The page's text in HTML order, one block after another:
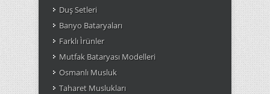
Duş Setleri
Banyo Bataryaları
Farklı Ìrünler
Mutfak Bataryası Modelleri
Osmanlı Musluk
Taharet Muslukları